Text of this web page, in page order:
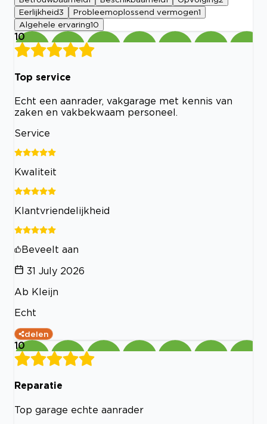
Eerlijkheid3 Probleemoplossend vermogen1
Algehele ervaring10
10
Top service
Echt een aanrader, vakgarage met kennis van
zaken en vakbekwaam personeel.
Service
Kwaliteit
Klantvriendelijkheid
Beveelt aan
31 July 2026
Ab Kleijn
Echt
delen
10
Reparatie
Top garage echte aanrader